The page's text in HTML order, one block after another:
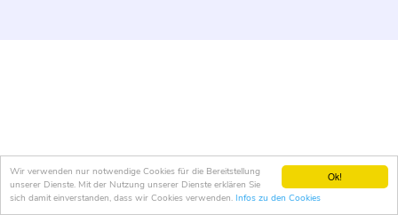
Ok!
Wir verwenden nur notwendige Cookies für die Bereitstellung
unserer Dienste. Mit der Nutzung unserer Dienste erklären Sie
sich damit einverstanden, dass wir Cookies verwenden. Infos zu den Cookies